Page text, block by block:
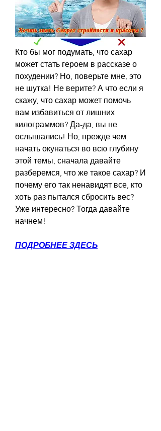
Кто бы мог подумать, что сахар
может стать героем в рассказе о
похудении? Но, поверьте мне, это
не шутка! Не верите? А что если я
скажу, что сахар может помочь
вам избавиться от лишних
килограммов? Да-да, вы не
ослышались! Но, прежде чем
начать окунаться во всю глубину
этой темы, сначала давайте
разберемся, что же такое сахар? И
почему его так ненавидят все, кто
хоть раз пытался сбросить вес?
Уже интересно? Тогда давайте
начнем!
ПОДРОБНЕЕ ЗДЕСЬ